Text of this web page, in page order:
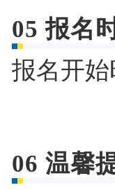
05 报名
报名开始
06 温馨